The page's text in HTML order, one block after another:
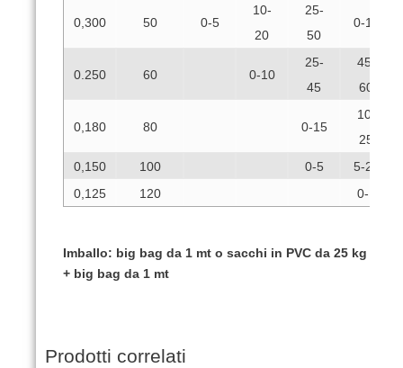
0,300 50 0-5
10-
20
25-
50
0-10
0.250 60 0-10
25-
45
45-
60
0,180 80 0-15
10-
25
0,150 100 0-5 5-20
0,125
120 0-1
Imballo: big bag da 1 mt o sacchi in PVC da 25 kg
+ big bag da 1 mt
Prodotti correlati